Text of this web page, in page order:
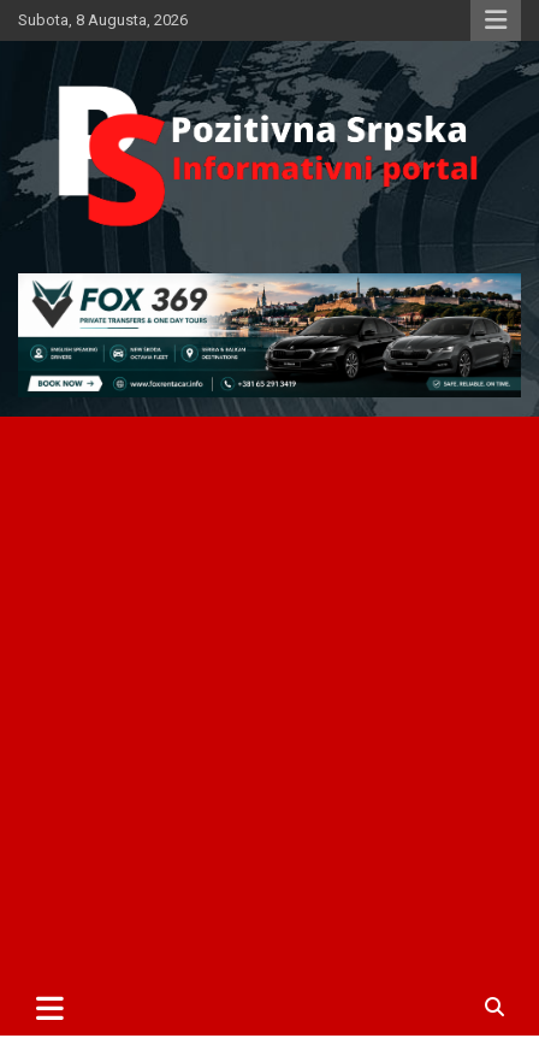
Skip
to
Subota, 8 Augusta, 2026
Pozitivna Srpska